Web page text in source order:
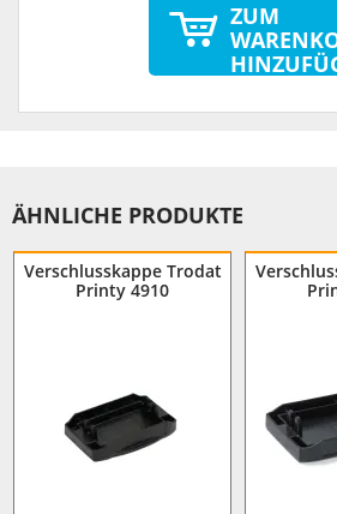
ZUM
ÄHNLICHE PRODUKTE
Verschlusskappe Trodat
Printy 4910